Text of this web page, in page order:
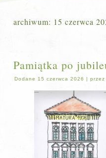
archiwum: 15 czerwca
Pamiątka po
Dodane 15 czerwca 2026 |przez